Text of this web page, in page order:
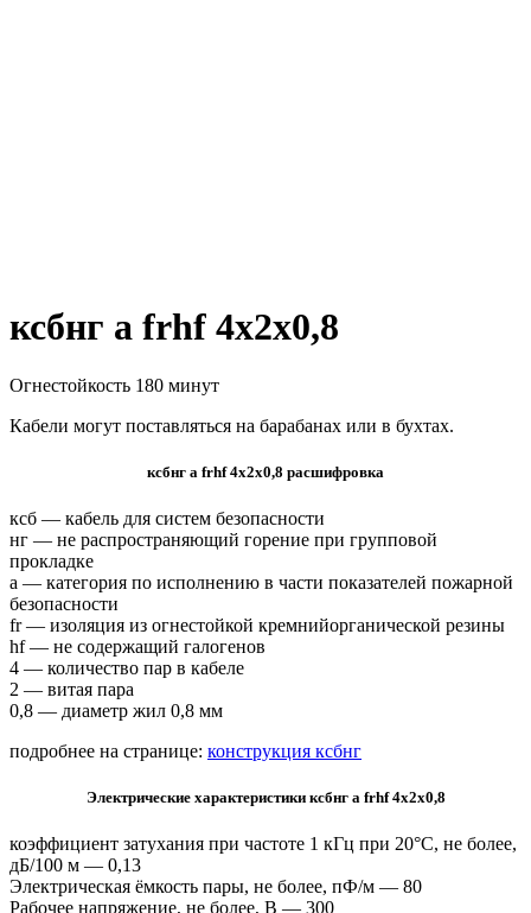
ксбнг а frhf 4х2х0,8
Огнестойкость 180 минут
Кабели могут поставляться на барабанах или в бухтах.
ксбнг а frhf 4х2х0,8 расшифровка
ксб — кабель для систем безопасности
нг — не распространяющий горение при групповой
прокладке
а — категория по исполнению в части показателей пожарной
безопасности
fr — изоляция из огнестойкой кремнийорганической резины
hf — не содержащий галогенов
4 — количество пар в кабеле
2 — витая пара
0,8 — диаметр жил 0,8 мм
подробнее на странице: конструкция ксбнг
Электрические характеристики ксбнг а frhf 4х2х0,8
коэффициент затухания при частоте 1 кГц при 20°С, не более,
дБ/100 м — 0,13
Электрическая ёмкость пары, не более, пФ/м — 80
Рабочее напряжение, не более, В — 300